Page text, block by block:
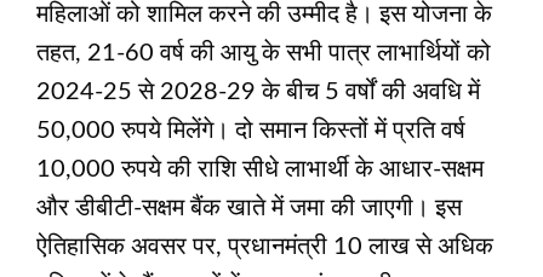
महिलाओं को शामिल करने की उम्मीद है। इस योजना के
तहत, 21-60 वर्ष की आयु के सभी पात्र लाभार्थियों को
2024-25 से 2028-29 के बीच 5 वर्षों की अवधि में
50,000 रुपये मिलेंगे। दो समान किस्तों में प्रति वर्ष
10,000 रुपये की राशि सीधे लाभार्थी के आधार-सक्षम
और डीबीटी-सक्षम बैंक खाते में जमा की जाएगी। इस
ऐतिहासिक अवसर पर, प्रधानमंत्री 10 लाख से अधिक